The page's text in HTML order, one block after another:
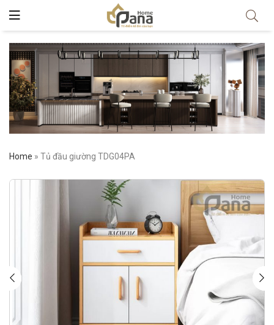
Home » Tủ đầu giường TDG04PA